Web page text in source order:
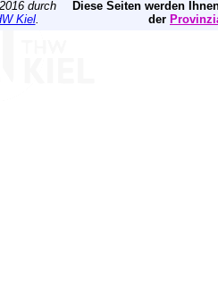
durch
Kiel.
Diese Seiten werden
der